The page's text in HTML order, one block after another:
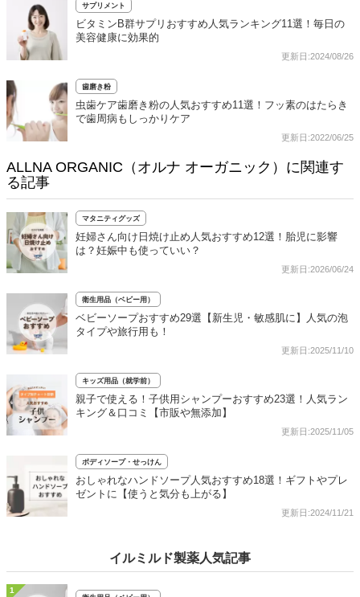
サプリメント
ビタミンB群サプリおすすめ人気ランキング11選！毎日の
美容健康に効果的
更新日:2024/08/26
歯磨き粉
虫歯ケア歯磨き粉の人気おすすめ11選！フッ素のはたらき
で歯周病もしっかりケア
更新日:2022/06/25
ALLNA ORGANIC（オルナ オーガニック）に関連す
る記事
マタニティグッズ
妊婦さん向け日焼け止め人気おすすめ12選！胎児に影響
は？妊娠中も使っていい？
更新日:2026/06/24
衛生用品（ベビー用）
ベビーソープおすすめ29選【新生児・敏感肌に】人気の泡
タイプや旅行用も！
更新日:2025/11/10
キッズ用品（就学前）
親子で使える！子供用シャンプーおすすめ23選！人気ラン
キング＆口コミ【市販や無添加】
更新日:2025/11/05
ボディソープ・せっけん
おしゃれなハンドソープ人気おすすめ18選！ギフトやプレ
ゼントに【使うと気分も上がる】
更新日:2024/11/21
イルミルド製薬人気記事
1